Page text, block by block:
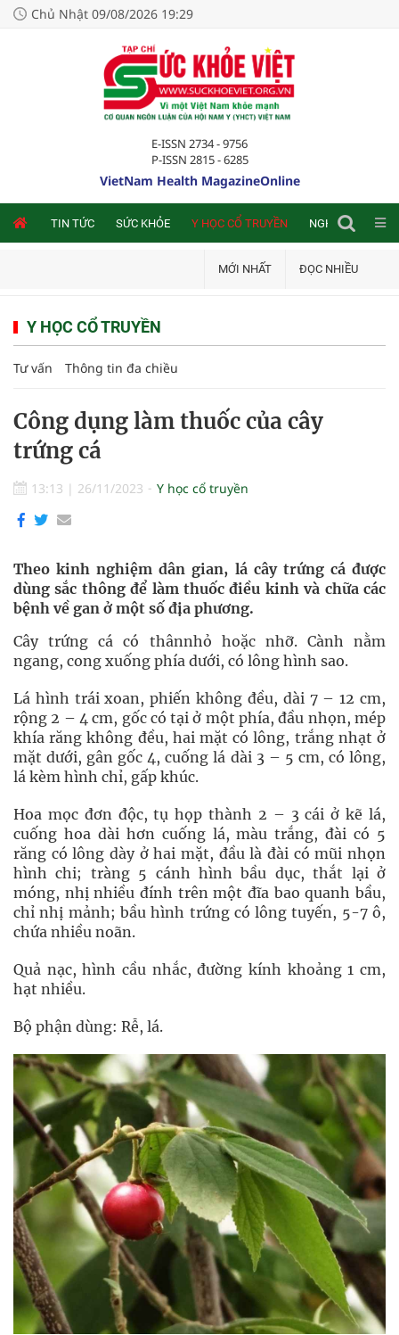
Chủ Nhật 09/08/2026 19:29
E-ISSN 2734 - 9756
P-ISSN 2815 - 6285
VietNam Health MagazineOnline
TIN TỨC SỨC KHỎE Y HỌC CỔ TRUYỀN NGHIÊN CỨU
MỚI NHẤT ĐỌC NHIỀU
Y HỌC CỔ TRUYỀN
Tư vấn Thông tin đa chiều
Công dụng làm thuốc của cây
trứng cá
13:13 | 26/11/2023 Y học cổ truyền
Theo kinh nghiệm dân gian, lá cây trứng cá được
dùng sắc thông để làm thuốc điều kinh và chữa các
bệnh về gan ở một số địa phương.
Cây trứng cá có thânnhỏ hoặc nhỡ. Cành nằm
ngang, cong xuống phía dưới, có lông hình sao.
Lá hình trái xoan, phiến không đều, dài 7 – 12 cm,
rộng 2 – 4 cm, gốc có tại ở một phía, đầu nhọn, mép
khía răng không đều, hai mặt có lông, trắng nhạt ở
mặt dưới, gân gốc 4, cuống lá dài 3 – 5 cm, có lông,
lá kèm hình chỉ, gấp khúc.
Hoa mọc đơn độc, tụ họp thành 2 – 3 cái ở kẽ lá,
cuống hoa dài hơn cuống lá, màu trắng, đài có 5
răng có lông dày ở hai mặt, đầu là đài có mũi nhọn
hình chi; tràng 5 cánh hình bầu dục, thắt lại ở
móng, nhị nhiều đính trên một đĩa bao quanh bầu,
chỉ nhị mảnh; bầu hình trứng có lông tuyến, 5-7 ô,
chứa nhiều noãn.
Quả nạc, hình cầu nhắc, đường kính khoảng 1 cm,
hạt nhiều.
Bộ phận dùng: Rễ, lá.